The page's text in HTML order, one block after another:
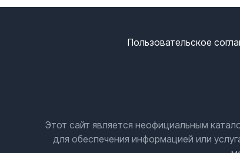
Пользовательское
Этот сайт является неофициальным
для обеспечения информацией или